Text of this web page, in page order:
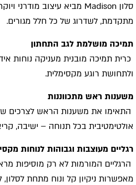
סלון Madison מביא עיצוב מודרני
מתקדמת, לשדרוג של כל חלל מגורים.
תמיכה מושלמת לגב התחתון
כרית תמיכה מובנית מעניקה נוחות
ולתחושת רוגע מקסימלית.
משענות ראש מתכווננות
התאימו את משענות הראש לצרכים
אולטימטיבית בכל תנוחה – ישיבה,
רגליים מעוצבות וגבוהות לנוחות
הרגליים המורמות לא רק מוסיפות
מאפשרות ניקיון קל ונוח מתחת